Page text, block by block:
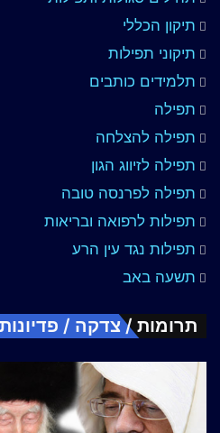
תיקון הכללי
תיקוני תפילות
תלמידים כותבים
תפילה
תפילה להצלחה
תפילה לזיווג הגון
תפילה לפרנסה טובה
תפילות לרפואה ובריאות
תפילות נגד עין הרע
תשעה באב
תרומות / צדקה / פדיונות